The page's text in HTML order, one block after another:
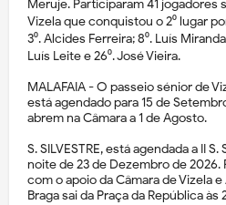
Meruje. Participaram 41 jogadores
Vizela que conquistou o 2⁰ lugar
3⁰. Alcides Ferreira; 8⁰. Luís
Luís Leite e 26⁰. José Vieira.
MALAFAIA - O passeio sénior de
está agendado para 15 de
abrem na Câmara a 1 de Agosto.
S. SILVESTRE, está agendada a II
noite de 23 de Dezembro de 2026.
com o apoio da Câmara de Vizela
Braga sai da Praça da República às